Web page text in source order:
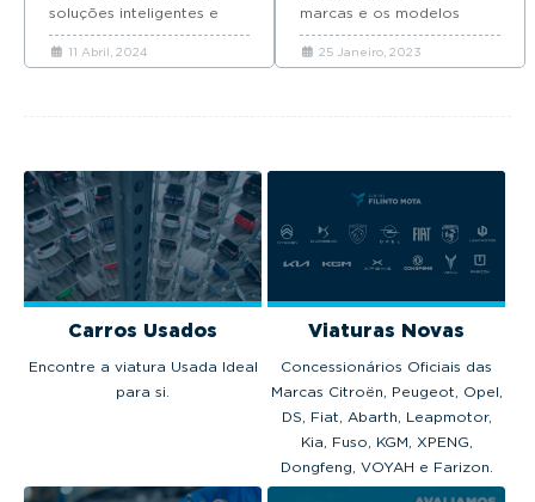
soluções inteligentes e
motorizações elétricas e
híbridas plug-in.
11 Abril, 2024
marcas e os modelos
favoritos dos portugueses.
25 Janeiro, 2023
Carros Usados
Encontre a viatura Usada Ideal
para si.
Viaturas Novas
Concessionários Oficiais das
Marcas Citroën, Peugeot, Opel,
DS, Fiat, Abarth, Leapmotor,
Kia, Fuso, KGM, XPENG,
Dongfeng, VOYAH e Farizon.